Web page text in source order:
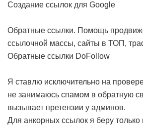
Создание ссылок для Google
Обратные ссылки. Помощь
ссылочной массы, сайты в ТОП,
Обратные ссылки DoFollow
Я ставлю исключительно на
не занимаюсь спамом в обратную
вызывает претензии у админов.
Для анкорных ссылок я беру